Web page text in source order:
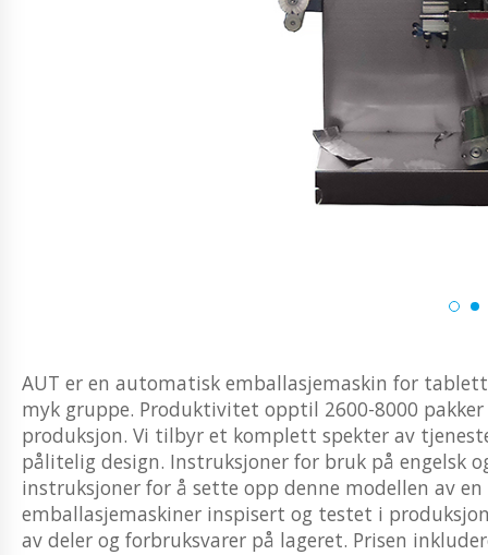
AUT er en automatisk emballasjemaskin for
myk gruppe. Produktivitet opptil 2600-8000
produksjon. Vi tilbyr et komplett spekter av
pålitelig design. Instruksjoner for bruk på engelsk
instruksjoner for å sette opp denne modellen av
emballasjemaskiner inspisert og testet i
av deler og forbruksvarer på lageret. Prisen